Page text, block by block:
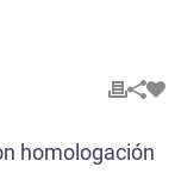
homologación